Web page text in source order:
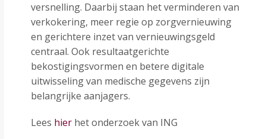
versnelling. Daarbij staan het verminderen van
verkokering, meer regie op zorgvernieuwing
en gerichtere inzet van vernieuwingsgeld
centraal. Ook resultaatgerichte
bekostigingsvormen en betere digitale
uitwisseling van medische gegevens zijn
belangrijke aanjagers.
Lees hier het onderzoek van ING